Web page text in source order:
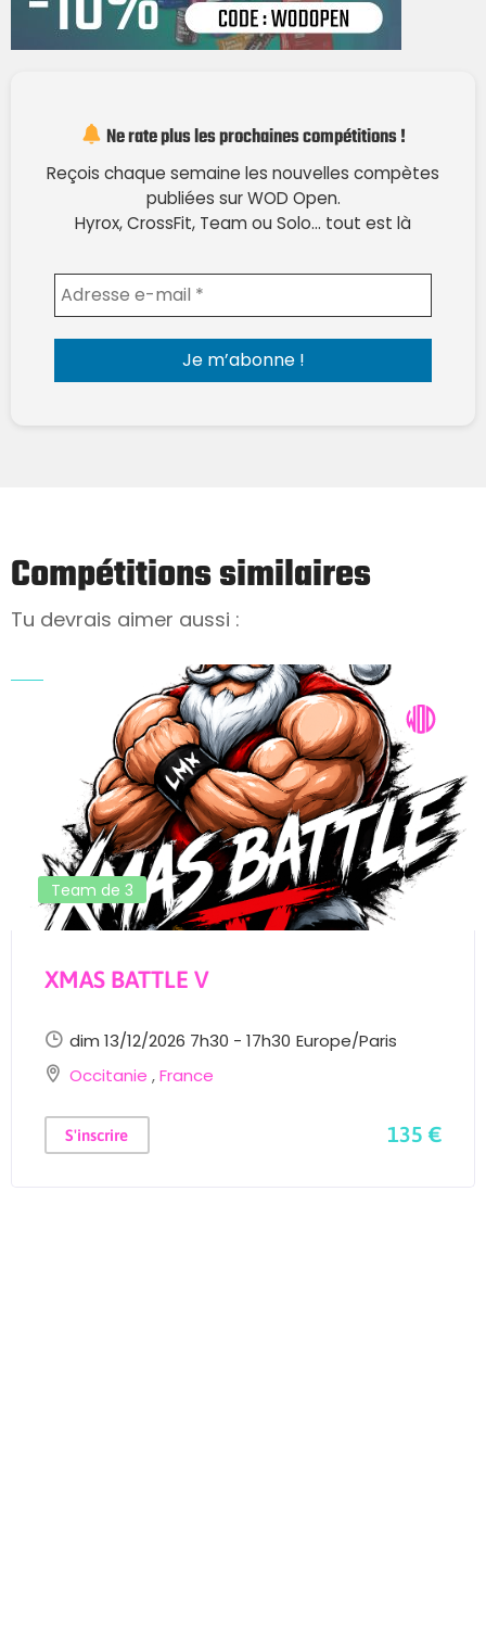
Ne rate plus les prochaines compétitions !
Reçois chaque semaine les nouvelles compètes
publiées sur WOD Open.
Hyrox, CrossFit, Team ou Solo… tout est là
Compétitions similaires
Tu devrais aimer aussi :
Team de 3
XMAS BATTLE V
dim 13/12/2026 7h30 - 17h30 Europe/Paris
Occitanie ,France
S'inscrire 135 €